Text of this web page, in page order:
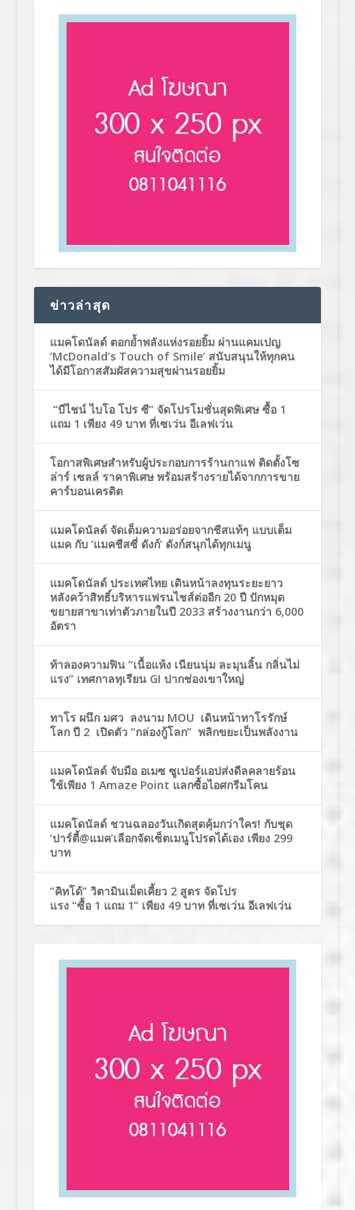
ข่าวล่าสุด
แมคโดนัลด์ ตอกย้ำพลังแห่งรอยยิ้ม ผ่านแคมเปญ
‘McDonald’s Touch of Smile’ สนับสนุนให้ทุกคน
ได้มีโอกาสสัมผัสความสุขผ่านรอยยิ้ม
“บีไชน์ ไบโอ โปร ซี” จัดโปรโมชั่นสุดพิเศษ ซื้อ 1
แถม 1 เพียง 49 บาท ที่เซเว่น อีเลฟเว่น
โอกาสพิเศษสำหรับผู้ประกอบการร้านกาแฟ ติดตั้งโซ
ล่าร์ เซลล์ ราคาพิเศษ พร้อมสร้างรายได้จากการขาย
คาร์บอนเครดิต
แมคโดนัลด์ จัดเต็มความอร่อยจากชีสแท้ๆ แบบเต็ม
แมค กับ ‘แมคชีสซี่ ดังก์’ ดังก์สนุกได้ทุกเมนู
แมคโดนัลด์ ประเทศไทย เดินหน้าลงทุนระยะยาว
หลังคว้าสิทธิ์บริหารแฟรนไชส์ต่ออีก 20 ปี ปักหมุด
ขยายสาขาเท่าตัวภายในปี 2033 สร้างงานกว่า 6,000
อัตรา
ท้าลองความฟิน “เนื้อแห้ง เนียนนุ่ม ละมุนลิ้น กลิ่นไม่
แรง” เทศกาลทุเรียน GI ปากช่องเขาใหญ่
ทาโร ผนึก มศว ลงนาม MOU เดินหน้าทาโรรักษ์
โลก ปี 2 เปิดตัว “กล่องกู้โลก” พลิกขยะเป็นพลังงาน
แมคโดนัลด์ จับมือ อเมซ ซูเปอร์แอปส่งดีลคลายร้อน
ใช้เพียง 1 Amaze Point แลกซื้อไอศกรีมโคน
แมคโดนัลด์ ชวนฉลองวันเกิดสุดคุ้มกว่าใคร! กับชุด
‘ปาร์ตี้@แมค’เลือกจัดเซ็ตเมนูโปรดได้เอง เพียง 299
บาท
“คิทโด้” วิตามินเม็ดเคี้ยว 2 สูตร จัดโปร
แรง “ซื้อ 1 แถม 1” เพียง 49 บาท ที่เซเว่น อีเลฟเว่น